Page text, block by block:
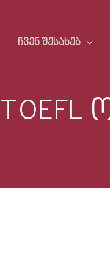
ᲩᲕᲔᲜ ᲨᲔᲡᲐᲮᲔᲑ
TOEFL